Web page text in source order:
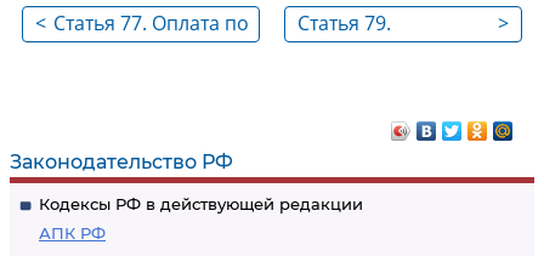
Законодательство РФ
Кодексы РФ в действующей редакции
АПК РФ
< Статья 77. Оплата по
>
Статья 79.